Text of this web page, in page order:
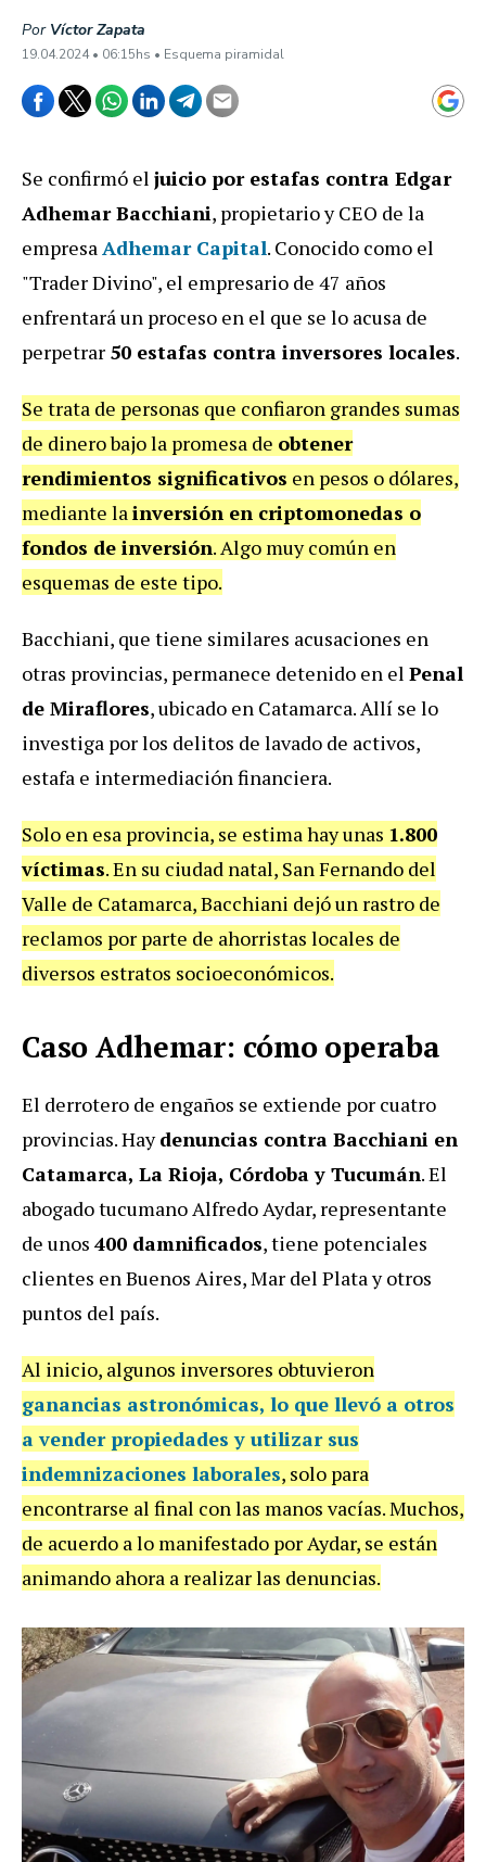
Por Víctor Zapata
19.04.2024 • 06:15hs • Esquema piramidal
Se confirmó el juicio por estafas contra Edgar
Adhemar Bacchiani, propietario y CEO de la
empresaAdhemar Capital. Conocido como el
"Trader Divino", el empresario de 47 años
enfrentará un proceso en el que se lo acusa de
perpetrar 50 estafas contra inversores locales.
Se trata de personas que confiaron grandes sumas
de dinero bajo la promesa de obtener
rendimientos significativos en pesos o dólares,
mediante lainversión en criptomonedas o
fondos de inversión. Algo muy común en
esquemas de este tipo.
Bacchiani, que tiene similares acusaciones en
otras provincias, permanece detenido en el Penal
de Miraflores, ubicado en Catamarca. Allí se lo
investiga por los delitos de lavado de activos,
estafa e intermediación financiera.
Solo en esa provincia, se estima hay unas 1.800
víctimas. En su ciudad natal, San Fernando del
Valle de Catamarca, Bacchiani dejó un rastro de
reclamos por parte de ahorristas locales de
diversos estratos socioeconómicos.
Caso Adhemar: cómo operaba
El derrotero de engaños se extiende por cuatro
provincias. Haydenuncias contra Bacchiani en
Catamarca, La Rioja, Córdoba y Tucumán. El
abogado tucumano Alfredo Aydar, representante
de unos 400 damnificados, tiene potenciales
clientes en Buenos Aires, Mar del Plata y otros
puntos del país.
Al inicio, algunos inversores obtuvieron
ganancias astronómicas, lo que llevó a otros
avender propiedades y utilizar sus
indemnizaciones laborales, solo para
encontrarse al final con las manos vacías. Muchos,
de acuerdo a lo manifestado por Aydar, se están
animando ahora a realizar las denuncias.